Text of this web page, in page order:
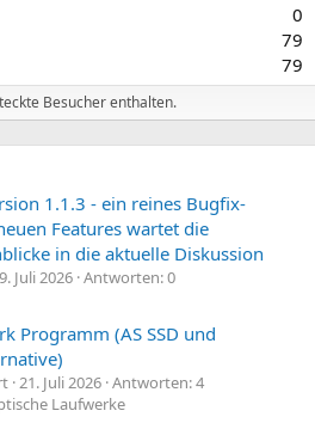
0
79
79
Besucher enthalten.
1.1.3 - ein reines Bugfix-
Features wartet die
in die aktuelle Diskussion
Juli 2026 Antworten: 0
Programm (AS SSD und
21. Juli 2026 Antworten: 4
Laufwerke